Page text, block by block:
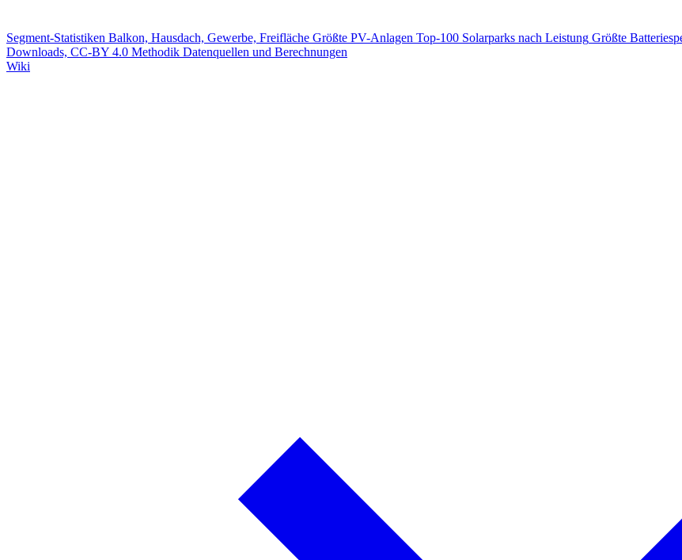
Segment-Statistiken Balkon, Hausdach, Gewerbe, Freifläche Größte PV-Anlagen Top-100 Solarparks nach Leistung Größte
Downloads, CC-BY 4.0 Methodik Datenquellen und Berechnungen
Wiki